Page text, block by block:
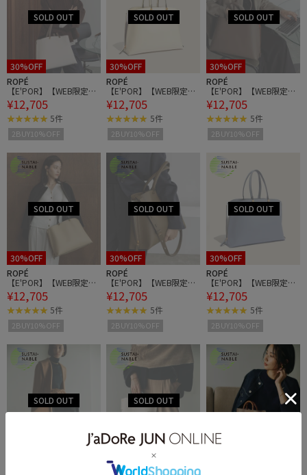
30%OFF
ROPÉ
【E'POR】【WEB限定】
Y BAG Medium+/A4対
応・通勤
¥12,705
5件
2BUY10%OFF
30%OFF
ROPÉ
【E'POR】【WEB限定】
Y BAG Medium+/A4対
応・通勤
¥12,705
5件
2BUY10%OFF
30%OFF
ROPÉ
【E'POR】【WEB限定】
Y BAG Medium+/A4対
応・通勤
¥12,705
5件
2BUY10%OFF
30%OFF
ROPÉ
【E'POR】【WEB限定】
Y BAG Medium+/A4対
応・通勤
¥12,705
5件
2BUY10%OFF
30%OFF
ROPÉ
【E'POR】【WEB限定】
Y BAG Medium+/A4対
応・通勤
¥12,705
5件
2BUY10%OFF
30%OFF
ROPÉ
【E'POR】【WEB限定】
Y BAG Medium+/A4対
応・通勤
¥12,705
5件
2BUY10%OFF
ROPÉ